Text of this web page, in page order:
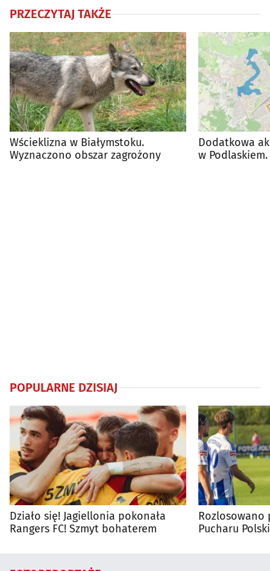
PRZECZYTAJ TAKŻE
Wścieklizna w Białymstoku.
Wyznaczono obszar zagrożony
Dodatkowa
w
POPULARNE DZISIAJ
Działo się! Jagiellonia pokonała
Rangers FC! Szmyt bohaterem
Rozlosowano
Pucharu Polski